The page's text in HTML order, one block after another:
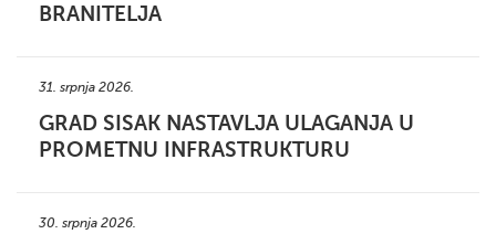
BRANITELJA
31. srpnja 2026.
GRAD SISAK NASTAVLJA ULAGANJA U
PROMETNU INFRASTRUKTURU
30. srpnja 2026.